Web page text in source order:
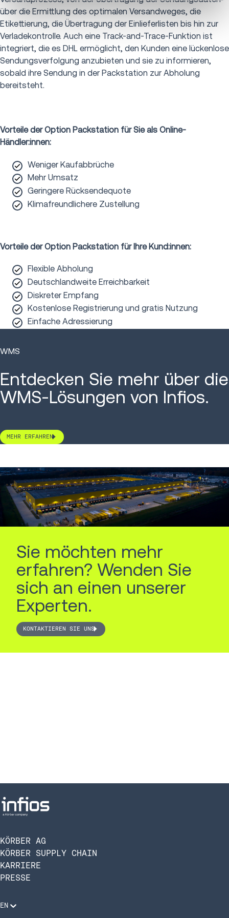
über die Ermittlung des optimalen Versandweges, die
Etikettierung, die Übertragung der Einlieferlisten bis hin zur
Verladekontrolle. Auch eine Track-and-Trace-Funktion ist
integriert, die es DHL ermöglicht, den Kunden eine lückenlose
Sendungsverfolgung anzubieten und sie zu informieren,
sobald ihre Sendung in der Packstation zur Abholung
bereitsteht.
Vorteile der Option Packstation für Sie als Online-
Händler:innen:
Weniger Kaufabbrüche
Mehr Umsatz
Geringere Rücksendequote
Klimafreundlichere Zustellung
Vorteile der Option Packstation für Ihre Kund:innen:
Flexible Abholung
Deutschlandweite Erreichbarkeit
Diskreter Empfang
Kostenlose Registrierung und gratis Nutzung
Einfache Adressierung
WMS
Entdecken Sie mehr über die
WMS-Lösungen von Infios.
MEHR ERFAHREN
Sie möchten mehr
erfahren? Wenden Sie
sich an einen unserer
Experten.
KONTAKTIEREN SIE UNS
KÖRBER AG
KÖRBER SUPPLY CHAIN
KARRIERE
PRESSE
EN